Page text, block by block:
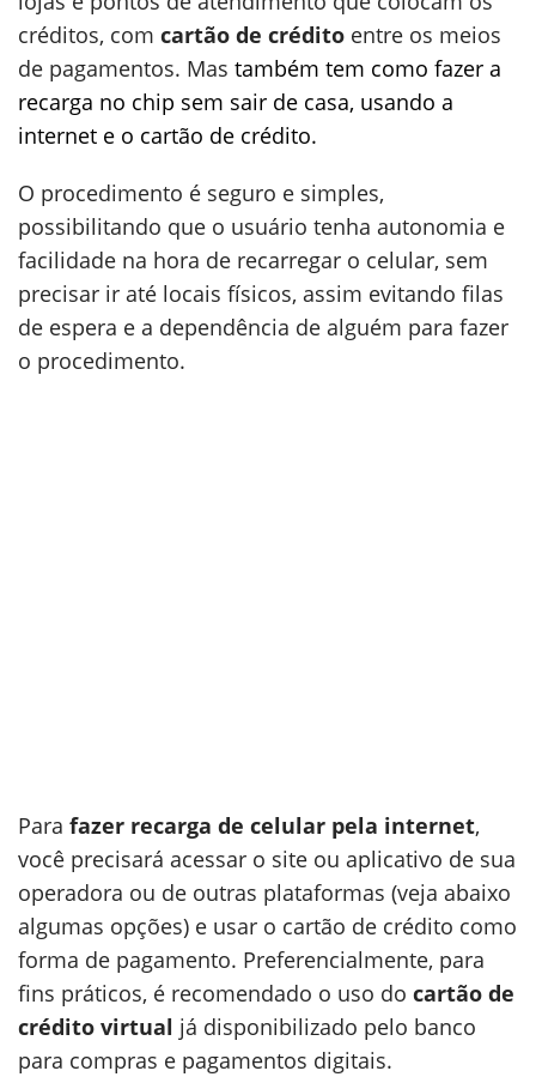
créditos, com cartão de crédito entre os meios
de pagamentos. Mas também tem como fazer a
recarga no chip sem sair de casa, usando a
internet e o cartão de crédito.
O procedimento é seguro e simples,
possibilitando que o usuário tenha autonomia e
facilidade na hora de recarregar o celular, sem
precisar ir até locais físicos, assim evitando filas
de espera e a dependência de alguém para fazer
o procedimento.
Para fazer recarga de celular pela internet,
você precisará acessar o site ou aplicativo de sua
operadora ou de outras plataformas (veja abaixo
algumas opções) e usar o cartão de crédito como
forma de pagamento. Preferencialmente, para
fins práticos, é recomendado o uso do cartão de
crédito virtual já disponibilizado pelo banco
para compras e pagamentos digitais.